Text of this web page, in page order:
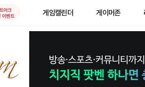
아크
이벤트
게임캘린더 게이머존